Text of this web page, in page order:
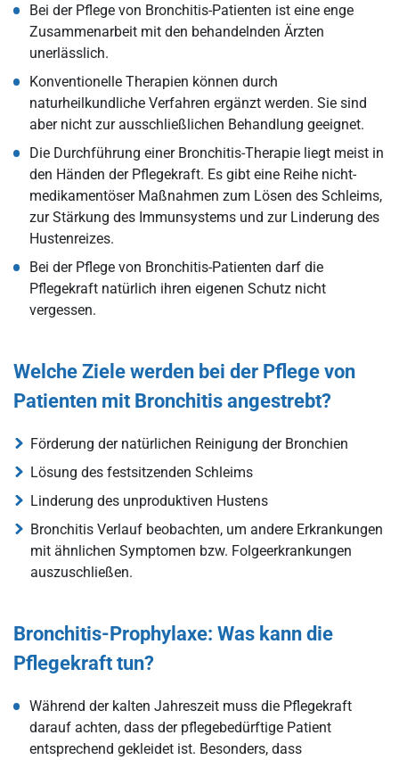
Bei der Pflege von Bronchitis-Patienten ist eine enge
Zusammenarbeit mit den behandelnden Ärzten
unerlässlich.
Konventionelle Therapien können durch
naturheilkundliche Verfahren ergänzt werden. Sie sind
aber nicht zur ausschließlichen Behandlung geeignet.
Die Durchführung einer Bronchitis-Therapie liegt meist in
den Händen der Pflegekraft. Es gibt eine Reihe nicht-
medikamentöser Maßnahmen zum Lösen des Schleims,
zur Stärkung des Immunsystems und zur Linderung des
Hustenreizes.
Bei der Pflege von Bronchitis-Patienten darf die
Pflegekraft natürlich ihren eigenen Schutz nicht
vergessen.
Welche Ziele werden bei der Pflege von
Patienten mit Bronchitis angestrebt?
Förderung der natürlichen Reinigung der Bronchien
Lösung des festsitzenden Schleims
Linderung des unproduktiven Hustens
Bronchitis Verlauf beobachten, um andere Erkrankungen
mit ähnlichen Symptomen bzw. Folgeerkrankungen
auszuschließen.
Bronchitis-Prophylaxe: Was kann die
Pflegekraft tun?
Während der kalten Jahreszeit muss die Pflegekraft
darauf achten, dass der pflegebedürftige Patient
entsprechend gekleidet ist. Besonders, dass